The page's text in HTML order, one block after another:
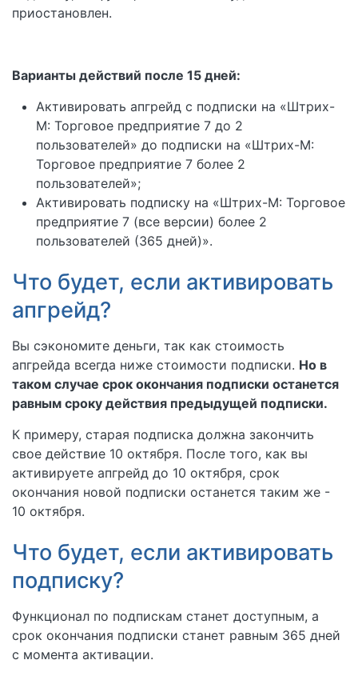
приостановлен.
Варианты действий после 15 дней:
Активировать апгрейд с подписки на «Штрих-
М: Торговое предприятие 7 до 2
пользователей» до подписки на «Штрих-М:
Торговое предприятие 7 более 2
пользователей»;
Активировать подписку на «Штрих-М: Торговое
предприятие 7 (все версии) более 2
пользователей (365 дней)».
Что будет, если активировать
апгрейд?
Вы сэкономите деньги, так как стоимость
апгрейда всегда ниже стоимости подписки. Но в
таком случае срок окончания подписки останется
равным сроку действия предыдущей подписки.
К примеру, старая подписка должна закончить
свое действие 10 октября. После того, как вы
активируете апгрейд до 10 октября, срок
окончания новой подписки останется таким же -
10 октября.
Что будет, если активировать
подписку?
Функционал по подпискам станет доступным, а
срок окончания подписки станет равным 365 дней
с момента активации.